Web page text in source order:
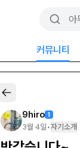
커뮤니티
9hiro 1
3월 4일 •자기소개